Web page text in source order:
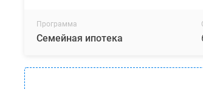
Программа
Семейная ипотека